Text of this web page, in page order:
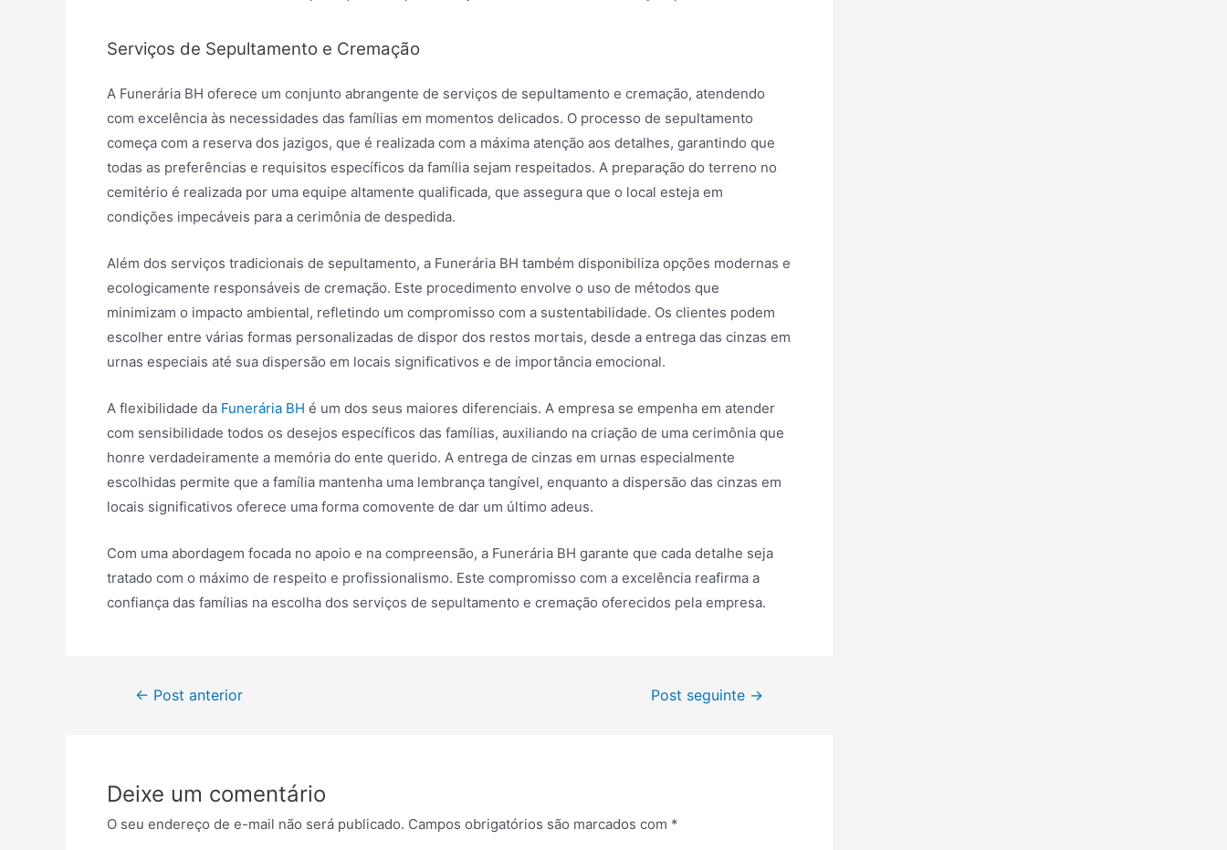
Serviços de Sepultamento e Cremação
A Funerária BH oferece um conjunto abrangente de serviços de sepultamento e cremação, atendendo
com excelência às necessidades das famílias em momentos delicados. O processo de sepultamento
começa com a reserva dos jazigos, que é realizada com a máxima atenção aos detalhes, garantindo que
todas as preferências e requisitos específicos da família sejam respeitados. A preparação do terreno no
cemitério é realizada por uma equipe altamente qualificada, que assegura que o local esteja em
condições impecáveis para a cerimônia de despedida.
Além dos serviços tradicionais de sepultamento, a Funerária BH também disponibiliza opções modernas e
ecologicamente responsáveis de cremação. Este procedimento envolve o uso de métodos que
minimizam o impacto ambiental, refletindo um compromisso com a sustentabilidade. Os clientes podem
escolher entre várias formas personalizadas de dispor dos restos mortais, desde a entrega das cinzas em
urnas especiais até sua dispersão em locais significativos e de importância emocional.
A flexibilidade da Funerária BH é um dos seus maiores diferenciais. A empresa se empenha em atender
com sensibilidade todos os desejos específicos das famílias, auxiliando na criação de uma cerimônia que
honre verdadeiramente a memória do ente querido. A entrega de cinzas em urnas especialmente
escolhidas permite que a família mantenha uma lembrança tangível, enquanto a dispersão das cinzas em
locais significativos oferece uma forma comovente de dar um último adeus.
Com uma abordagem focada no apoio e na compreensão, a Funerária BH garante que cada detalhe seja
tratado com o máximo de respeito e profissionalismo. Este compromisso com a excelência reafirma a
confiança das famílias na escolha dos serviços de sepultamento e cremação oferecidos pela empresa.
Navegação
← Post anterior Post seguinte →
Deixe um comentário
O seu endereço de e-mail não será publicado. Campos obrigatórios são marcados com *